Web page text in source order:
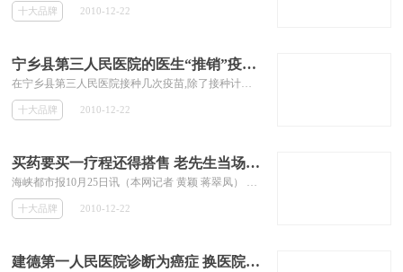
十大品牌 2010-12-22
宁乡县第三人民医院的医生“推销”疫苗是否违背医疗精神？
十大品牌 2010-12-22
买药要买一疗程还得搭售 老先生当场拨通电话投诉
十大品牌 2010-12-22
建德第一人民医院诊断为癌症 换医院检查却说没事